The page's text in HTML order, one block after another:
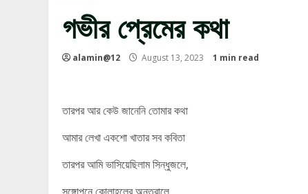
গভীর প্রেমের কথা
alamin@12 August 13, 2023 1 min read
তারপর আর কেউ জানেনি তোমার কথা
আমার লেখা একশো খাতার সব কবিতা
তারপর আমি ভাসিয়েছিলাম সিন্ধুজলে,